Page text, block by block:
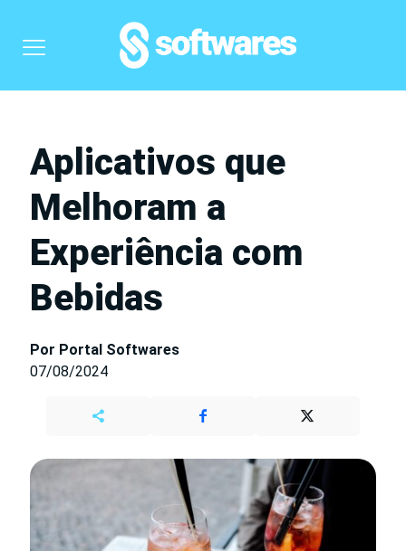
Aplicativos que
Melhoram a
Experiência com
Bebidas
Por Portal Softwares
07/08/2024